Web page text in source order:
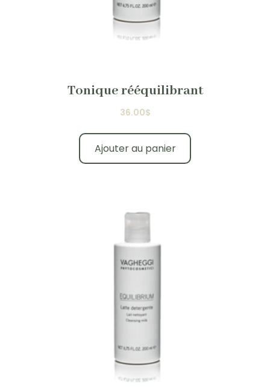
Tonique rééquilibrant
36.00$
Ajouter au panier